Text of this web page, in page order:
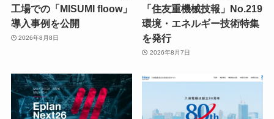
工場での「MISUMI floow」
導入事例を公開
2026年8月8日
「住友重機械技報」No.219
環境・エネルギー技術特集
を発行
2026年8月7日